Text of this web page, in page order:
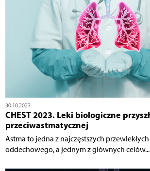
30.10.2023
CHEST 2023. Leki biologiczne
przeciwastmatycznej
Astma to jedna z najczęstszych
oddechowego, a jednym z głównych celów...